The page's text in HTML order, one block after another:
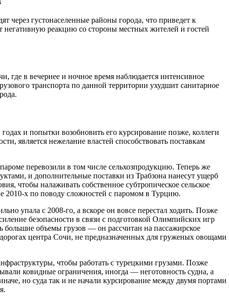
через густонаселенные районы города, что приведет к
реакцию со стороны местных жителей и гостей
где в вечернее и ночное время наблюдается интенсивное
транспорта по данной территории ухудшит санитарное
и попытки возобновить его курсирование позже, коллеги
является нежелание властей способствовать поставкам
перевозили в том числе сельхозпродукцию. Теперь же
и дополнительные поставки из Трабзона нанесут ущерб
чтобы налаживать собственное субтропическое сельское
2010-х по поводу сложностей с паромом в Турцию.
упала с 2008-го, а вскоре он вовсе перестал ходить. Позже
безопасности в связи с подготовкой Олимпийских игр
большие объемы грузов — он рассчитан на пассажирское
центра Сочи, не предназначенных для груженых овощами
чтобы работать с турецкими грузами. Позже
ковидные ограничения, иногда — неготовность судна, а
но суда так и не начали курсирование между двумя портами